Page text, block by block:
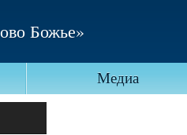
Божье»
Медиа